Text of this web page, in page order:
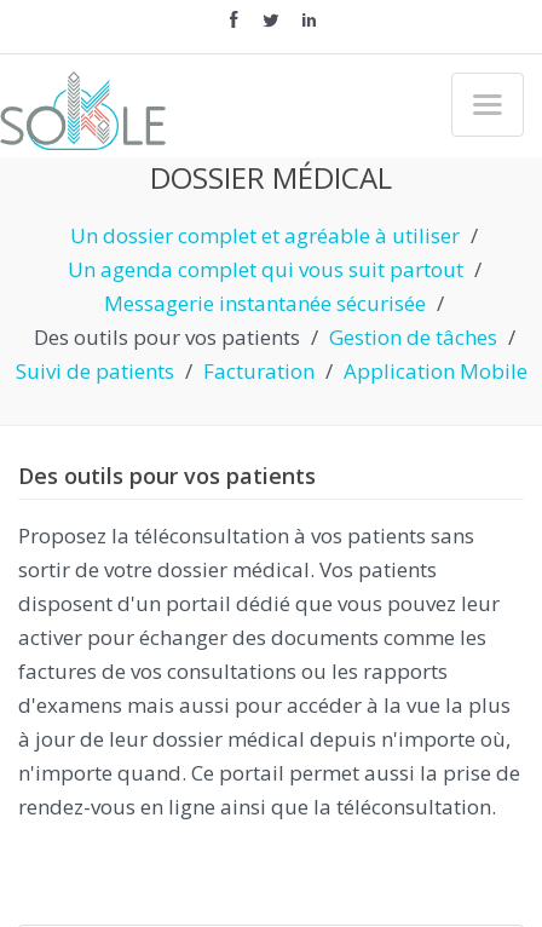
DOSSIER MÉDICAL
Un dossier complet et agréable à utiliser /
Un agenda complet qui vous suit partout /
Messagerie instantanée sécurisée /
Des outils pour vos patients / Gestion de tâches /
Suivi de patients / Facturation / Application Mobile
Des outils pour vos patients
Proposez la téléconsultation à vos patients sans
sortir de votre dossier médical. Vos patients
disposent d'un portail dédié que vous pouvez leur
activer pour échanger des documents comme les
factures de vos consultations ou les rapports
d'examens mais aussi pour accéder à la vue la plus
à jour de leur dossier médical depuis n'importe où,
n'importe quand. Ce portail permet aussi la prise de
rendez-vous en ligne ainsi que la téléconsultation.